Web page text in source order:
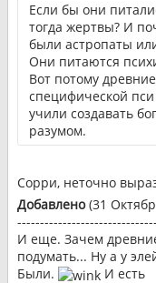
Если бы они
тогда жертвы? И
были астропаты
Они питаются
Вот потому
специфической
учили создавать
разумом.
Сорри, неточно
Добавлено(31
И еще. Зачем
подумать... Ну а у
Были.
И есть